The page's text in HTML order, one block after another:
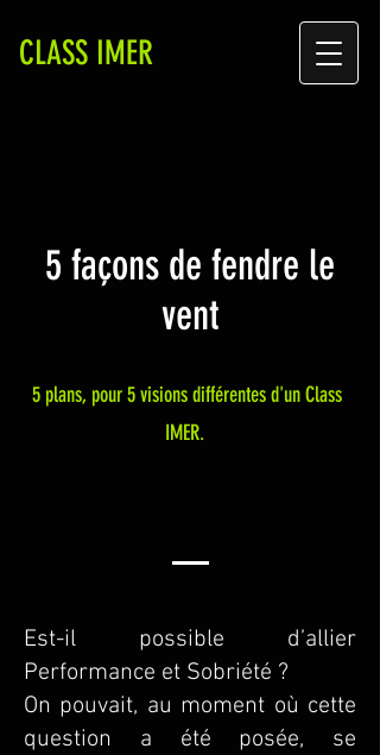
CLASS IMER
5 façons de fendre le
vent
5 plans, pour 5 visions différentes d'un Class
IMER.
Est-il possible d’allier
Performance et Sobriété ?
On pouvait, au moment où cette
question a été posée, se